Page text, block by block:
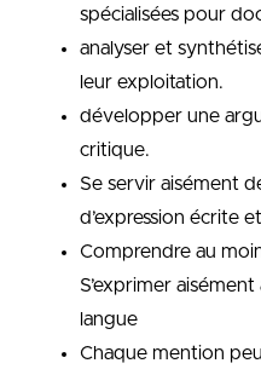
spécialisées pour
analyser et
leur exploitation.
développer une
critique.
Se servir aisément
d’expression écrite
Comprendre au
S’exprimer aisément
langue
Chaque mention